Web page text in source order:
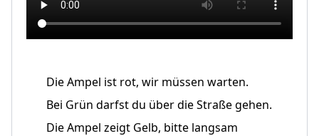
Die Ampel ist rot, wir müssen warten.
Bei Grün darfst du über die Straße gehen.
Die Ampel zeigt Gelb, bitte langsam